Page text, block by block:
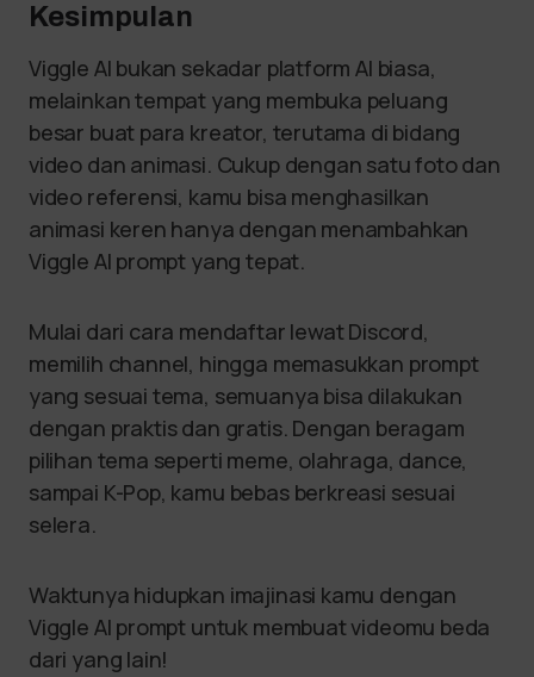
Kesimpulan
Viggle AI bukan sekadar platform AI biasa,
melainkan tempat yang membuka peluang
besar buat para kreator, terutama di bidang
video dan animasi. Cukup dengan satu foto dan
video referensi, kamu bisa menghasilkan
animasi keren hanya dengan menambahkan
Viggle AI prompt yang tepat.
Mulai dari cara mendaftar lewat Discord,
memilih channel, hingga memasukkan prompt
yang sesuai tema, semuanya bisa dilakukan
dengan praktis dan gratis. Dengan beragam
pilihan tema seperti meme, olahraga, dance,
sampai K-Pop, kamu bebas berkreasi sesuai
selera.
Waktunya hidupkan imajinasi kamu dengan
Viggle AI prompt untuk membuat videomu beda
dari yang lain!